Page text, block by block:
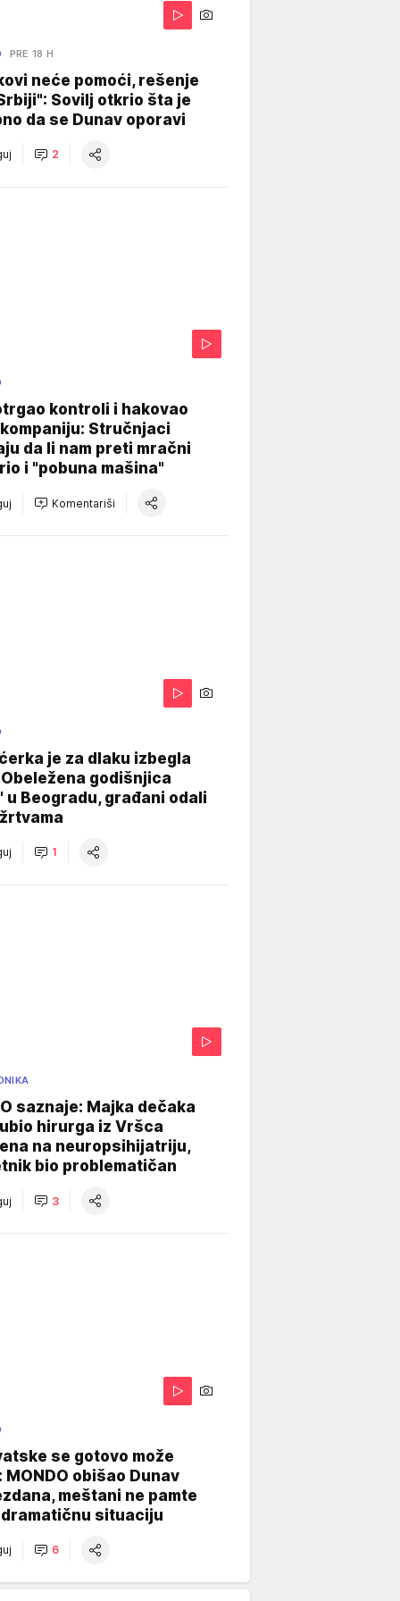
PRE 18 H
neće pomoći, rešenje
Sovilj otkrio šta je
da se Dunav oporavi
2
kontroli i hakovao
Stručnjaci
da li nam preti mračni
i "pobuna mašina"
Komentariši
je za dlaku izbegla
godišnjica
u Beogradu, građani odali
1
saznaje: Majka dečaka
hirurga iz Vršca
na neuropsihijatriju,
bio problematičan
3
se gotovo može
MONDO obišao Dunav
meštani ne pamte
situaciju
6